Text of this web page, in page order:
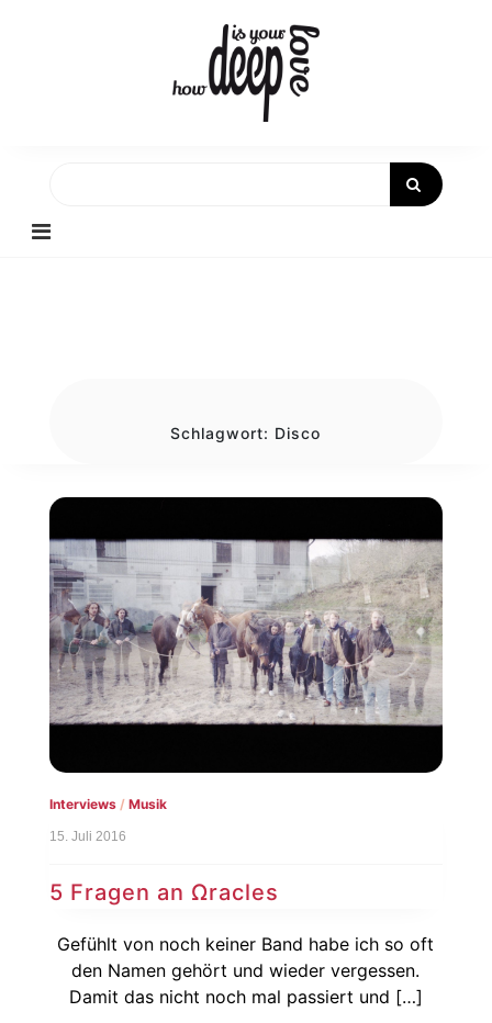
Schlagwort: Disco
Interviews/ Musik
15. Juli 2016
5 Fragen an Ωracles
Gefühlt von noch keiner Band habe ich so oft
den Namen gehört und wieder vergessen.
Damit das nicht noch mal passiert und […]